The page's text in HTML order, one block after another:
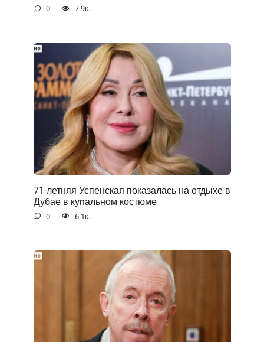
0 7.9к.
71-летняя Успенская показалась на отдыхе в
Дубае в куnальном костюме
0 6.1к.